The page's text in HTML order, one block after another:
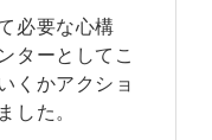
必要な心構
ターとしてこ
くかアクショ
した。